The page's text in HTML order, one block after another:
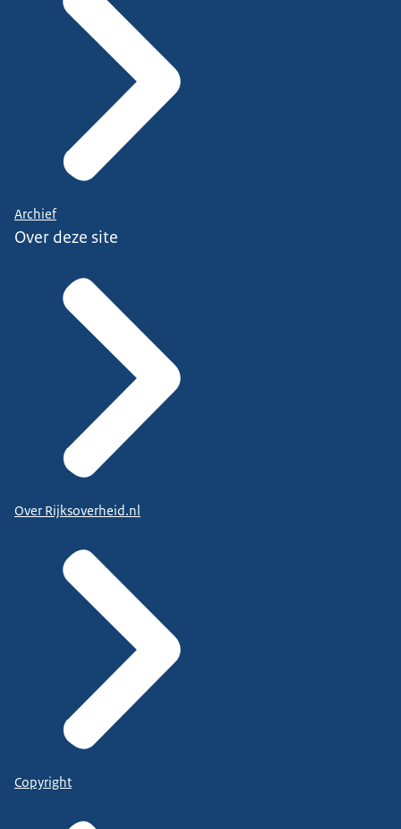
Archief
Over deze site
Over Rijksoverheid.nl
Copyright